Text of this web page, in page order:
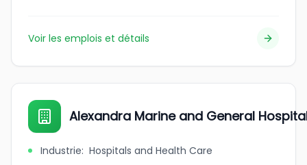
Voir les emplois et détails
Alexandra Marine and General
Industrie: Hospitals and Health Care